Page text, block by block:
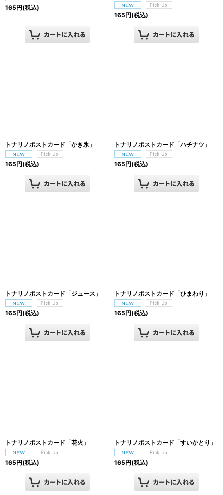
165円(税込)
165円(税込)
トナリノポストカード「かき氷」
165円(税込)
トナリノポストカード「ハチナツ」
165円(税込)
トナリノポストカード「ジュース」
165円(税込)
トナリノポストカード「ひまわり」
165円(税込)
トナリノポストカード「花火」
165円(税込)
トナリノポストカード「すいかとり」
165円(税込)